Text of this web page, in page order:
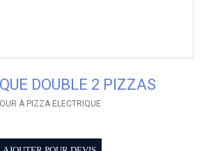
DOUBLE 2 PIZZAS
À PIZZA ELECTRIQUE